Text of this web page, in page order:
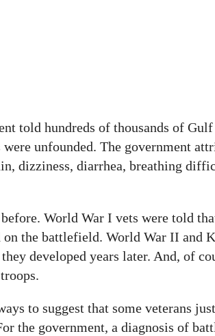
told hundreds of thousands of
unfounded. The government
dizziness, diarrhea, breathing
World War I vets were told
the battlefield. World War II and
developed years later. And, of
to suggest that some veterans
the government, a diagnosis of